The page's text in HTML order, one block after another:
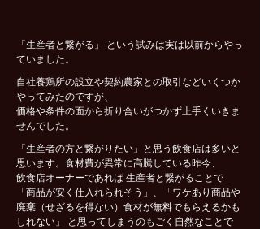
「生産者と繋がる」 という試みは実は以前からやっ
ていました。
自社養鶏所の設立や契約農家との取引などいくつか
やってみたのですが、
価格や条件の面から折り合いがつかず上手くいきま
せんでした。
「生産者の方と繋がりたい」と思う飲食店は多いと
思います。食材費が異常に高騰している昨今、
飲食店オーナーであれば 生産者と繋がることで
「商品が安く仕入れられそう」、「ワケあり商品や
廃棄（せざるを得ない）食材が無料でもらえるかも
しれない」 と思ってしまうのもごく自然なことで